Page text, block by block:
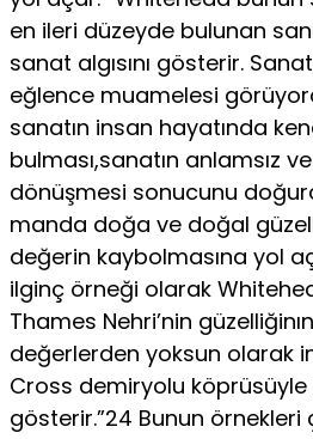
en ileri düzey­de bulunan
sanat algısını gösterir.
eğlence muamelesi
sanatın insan hayatında
bulması,sanatın anlamsız
dönüşmesi sonucunu
manda doğa ve doğal
değerin kaybolmasına yol
ilginç örneği olarak
Thames Nehri’nin
değerlerden yoksun olarak
Cross demiryolu köprüsüyle
gösterir.”24 Bunun örnekleri